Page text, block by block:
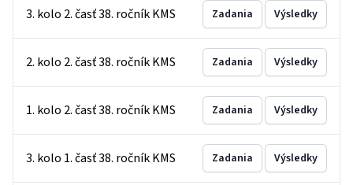
3. kolo 2. časť 38. ročník KMS Zadania Výsledky
2. kolo 2. časť 38. ročník KMS Zadania Výsledky
1. kolo 2. časť 38. ročník KMS Zadania Výsledky
3. kolo 1. časť 38. ročník KMS Zadania Výsledky